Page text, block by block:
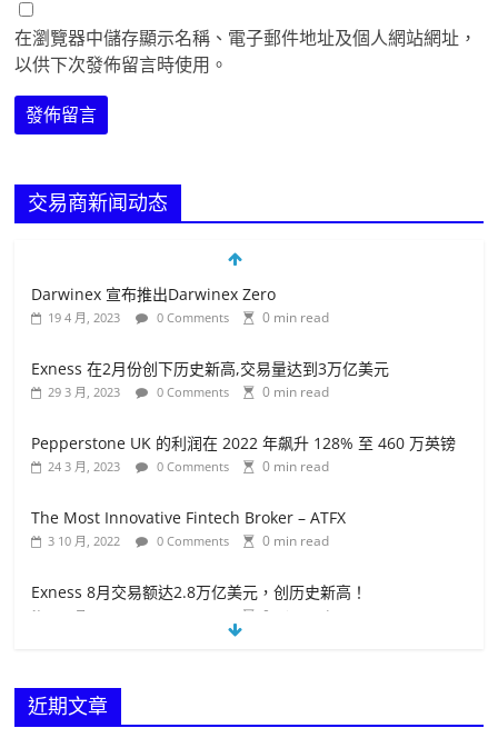
在瀏覽器中儲存顯示名稱、電子郵件地址及個人網站網址，
以供下次發佈留言時使用。
交易商新闻动态
Darwinex 宣布推出Darwinex Zero
19 4 月, 2023 0 min read
Exness 在2月份创下历史新高,交易量达到3万亿美元
29 3 月, 2023 0 min read
Pepperstone UK 的利润在 2022 年飙升 128% 至 460 万英镑
24 3 月, 2023 0 min read
The Most Innovative Fintech Broker – ATFX
3 10 月, 2022 0 min read
Exness 8月交易额达2.8万亿美元，创历史新高！
18 9 月, 2022 0 min read
近期文章